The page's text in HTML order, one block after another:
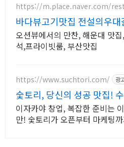
https://m.place.naver.com/
바다뷰고기맛집 전설의우대
오션뷰에서의 만찬, 해운대 맛
석,프라이빗룸, 부산맛집
https://www.suchtori.com/ 광
숯토리, 당신의 성공 맛집!
UP!
이자카야 창업, 복잡한 준비는
만! 숯토리가 오픈부터 마케팅